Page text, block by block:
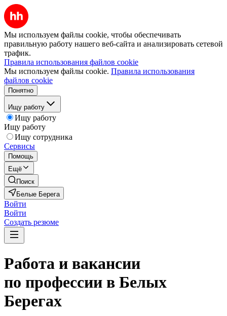
Мы используем файлы cookie, чтобы обеспечивать
правильную работу нашего веб-сайта и анализировать сетевой
трафик.
Правила использования файлов cookie
Мы используем файлы cookie. Правила использования
файлов cookie
Понятно
Ищу работу
Ищу работу
Ищу работу
Ищу сотрудника
Сервисы
Помощь
Ещё
Поиск
Белые Берега
Войти
Войти
Создать резюме
Работа и вакансии
по профессии в Белых
Берегах